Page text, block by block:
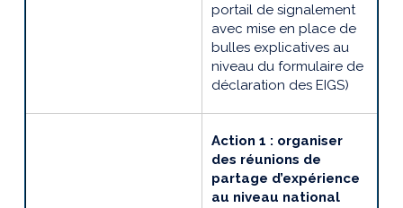
portail de signalement
avec mise en place de
bulles explicatives au
niveau du formulaire de
déclaration des EIGS)
Action 1 : organiser
des réunions de
partage d’expérience
au niveau national